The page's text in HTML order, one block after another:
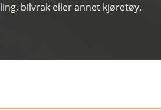
bilvrak eller annet kjøretøy.